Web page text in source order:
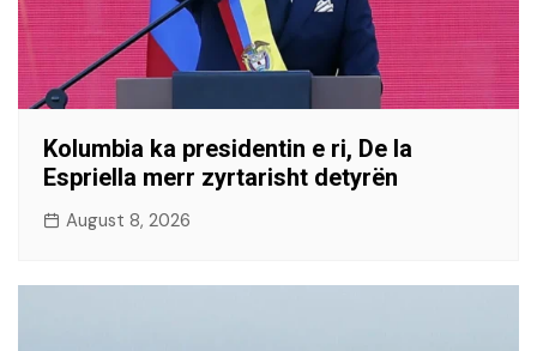
Kolumbia ka presidentin e ri, De la
Espriella merr zyrtarisht detyrën
August 8, 2026